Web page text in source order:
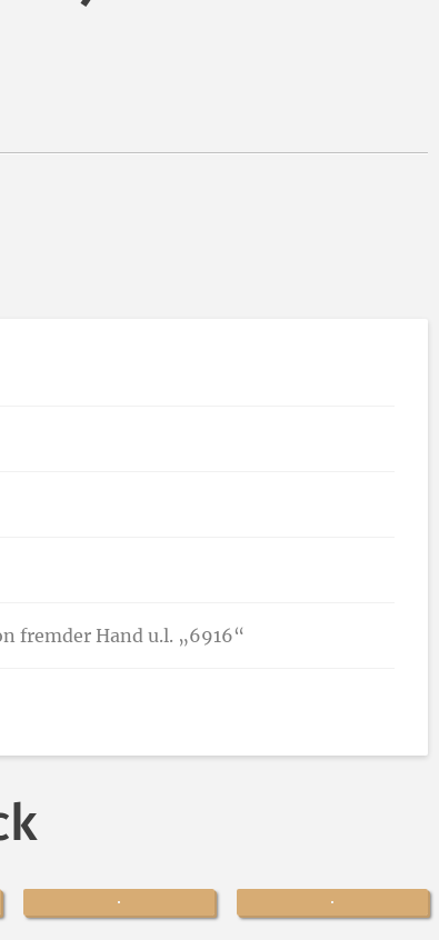
fremder Hand u.l. „6916“